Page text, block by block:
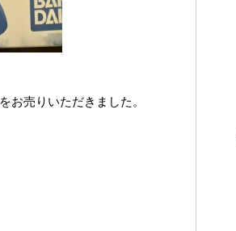
をお売りいただきました。